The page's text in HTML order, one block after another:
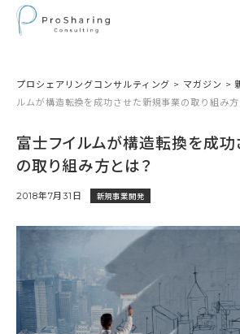
プロシェアリングコンサルティング > マガジン >
ルムが構造転換を成功させた新規事業の取り組み方
富士フイルムが構造転換を成
の取り組み方とは？
2018年7月31日 新規事業開発